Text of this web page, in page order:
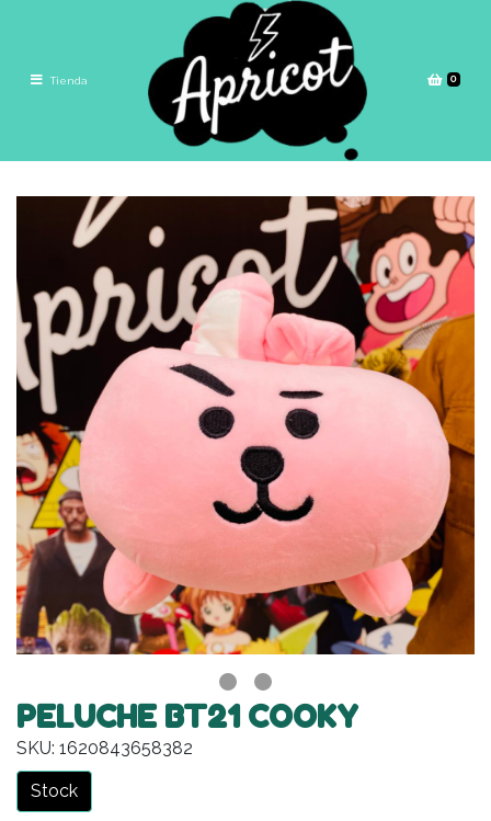
Tienda 0
PELUCHE BT21 COOKY
SKU: 1620843658382
Stock